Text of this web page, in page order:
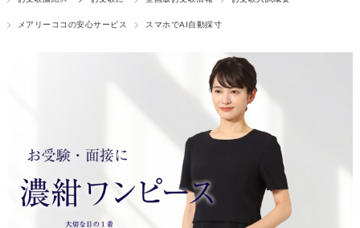
メアリーココの安心サービス スマホでAI自動採寸